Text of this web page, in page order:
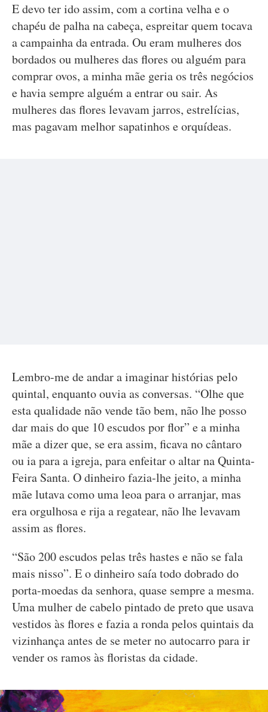
E devo ter ido assim, com a cortina velha e o
chapéu de palha na cabeça, espreitar quem tocava
a campainha da entrada. Ou eram mulheres dos
bordados ou mulheres das flores ou alguém para
comprar ovos, a minha mãe geria os três negócios
e havia sempre alguém a entrar ou sair. As
mulheres das flores levavam jarros, estrelícias,
mas pagavam melhor sapatinhos e orquídeas.
Lembro-me de andar a imaginar histórias pelo
quintal, enquanto ouvia as conversas. “Olhe que
esta qualidade não vende tão bem, não lhe posso
dar mais do que 10 escudos por flor” e a minha
mãe a dizer que, se era assim, ficava no cântaro
ou ia para a igreja, para enfeitar o altar na Quinta-
Feira Santa. O dinheiro fazia-lhe jeito, a minha
mãe lutava como uma leoa para o arranjar, mas
era orgulhosa e rija a regatear, não lhe levavam
assim as flores.
“São 200 escudos pelas três hastes e não se fala
mais nisso”. E o dinheiro saía todo dobrado do
porta-moedas da senhora, quase sempre a mesma.
Uma mulher de cabelo pintado de preto que usava
vestidos às flores e fazia a ronda pelos quintais da
vizinhança antes de se meter no autocarro para ir
vender os ramos às floristas da cidade.